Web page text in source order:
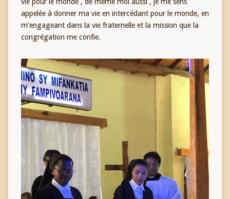
appelée à donner ma vie en intercédant pour le monde, en
m’engageant dans la vie fraternelle et la mission que la
congrégation me confie.